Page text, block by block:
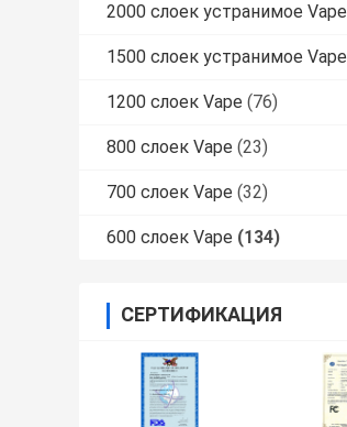
2000 слоек устранимое Vape
1500 слоек устранимое Vape
1200 слоек Vape (76)
800 слоек Vape (23)
700 слоек Vape (32)
600 слоек Vape (134)
СЕРТИФИКАЦИЯ